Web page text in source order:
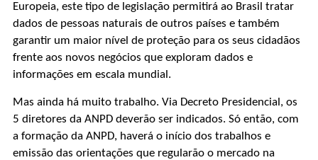
Europeia, este tipo de legislação permitirá ao Brasil tratar
dados de pessoas naturais de outros países e também
garantir um maior nível de proteção para os seus cidadãos
frente aos novos negócios que exploram dados e
informações em escala mundial.
Mas ainda há muito trabalho. Via Decreto Presidencial, os
5 diretores da ANPD deverão ser indicados. Só então, com
a formação da ANPD, haverá o início dos trabalhos e
emissão das orientações que regularão o mercado na